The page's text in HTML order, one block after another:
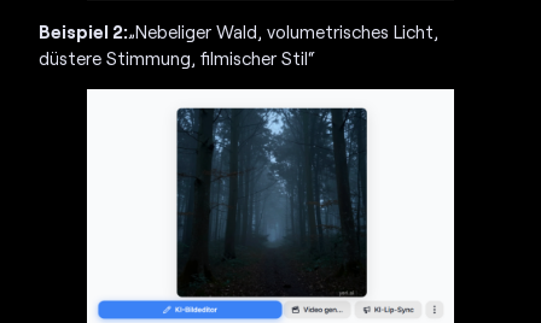
Beispiel 2:„Nebeliger Wald, volumetrisches Licht,
düstere Stimmung, filmischer Stil“